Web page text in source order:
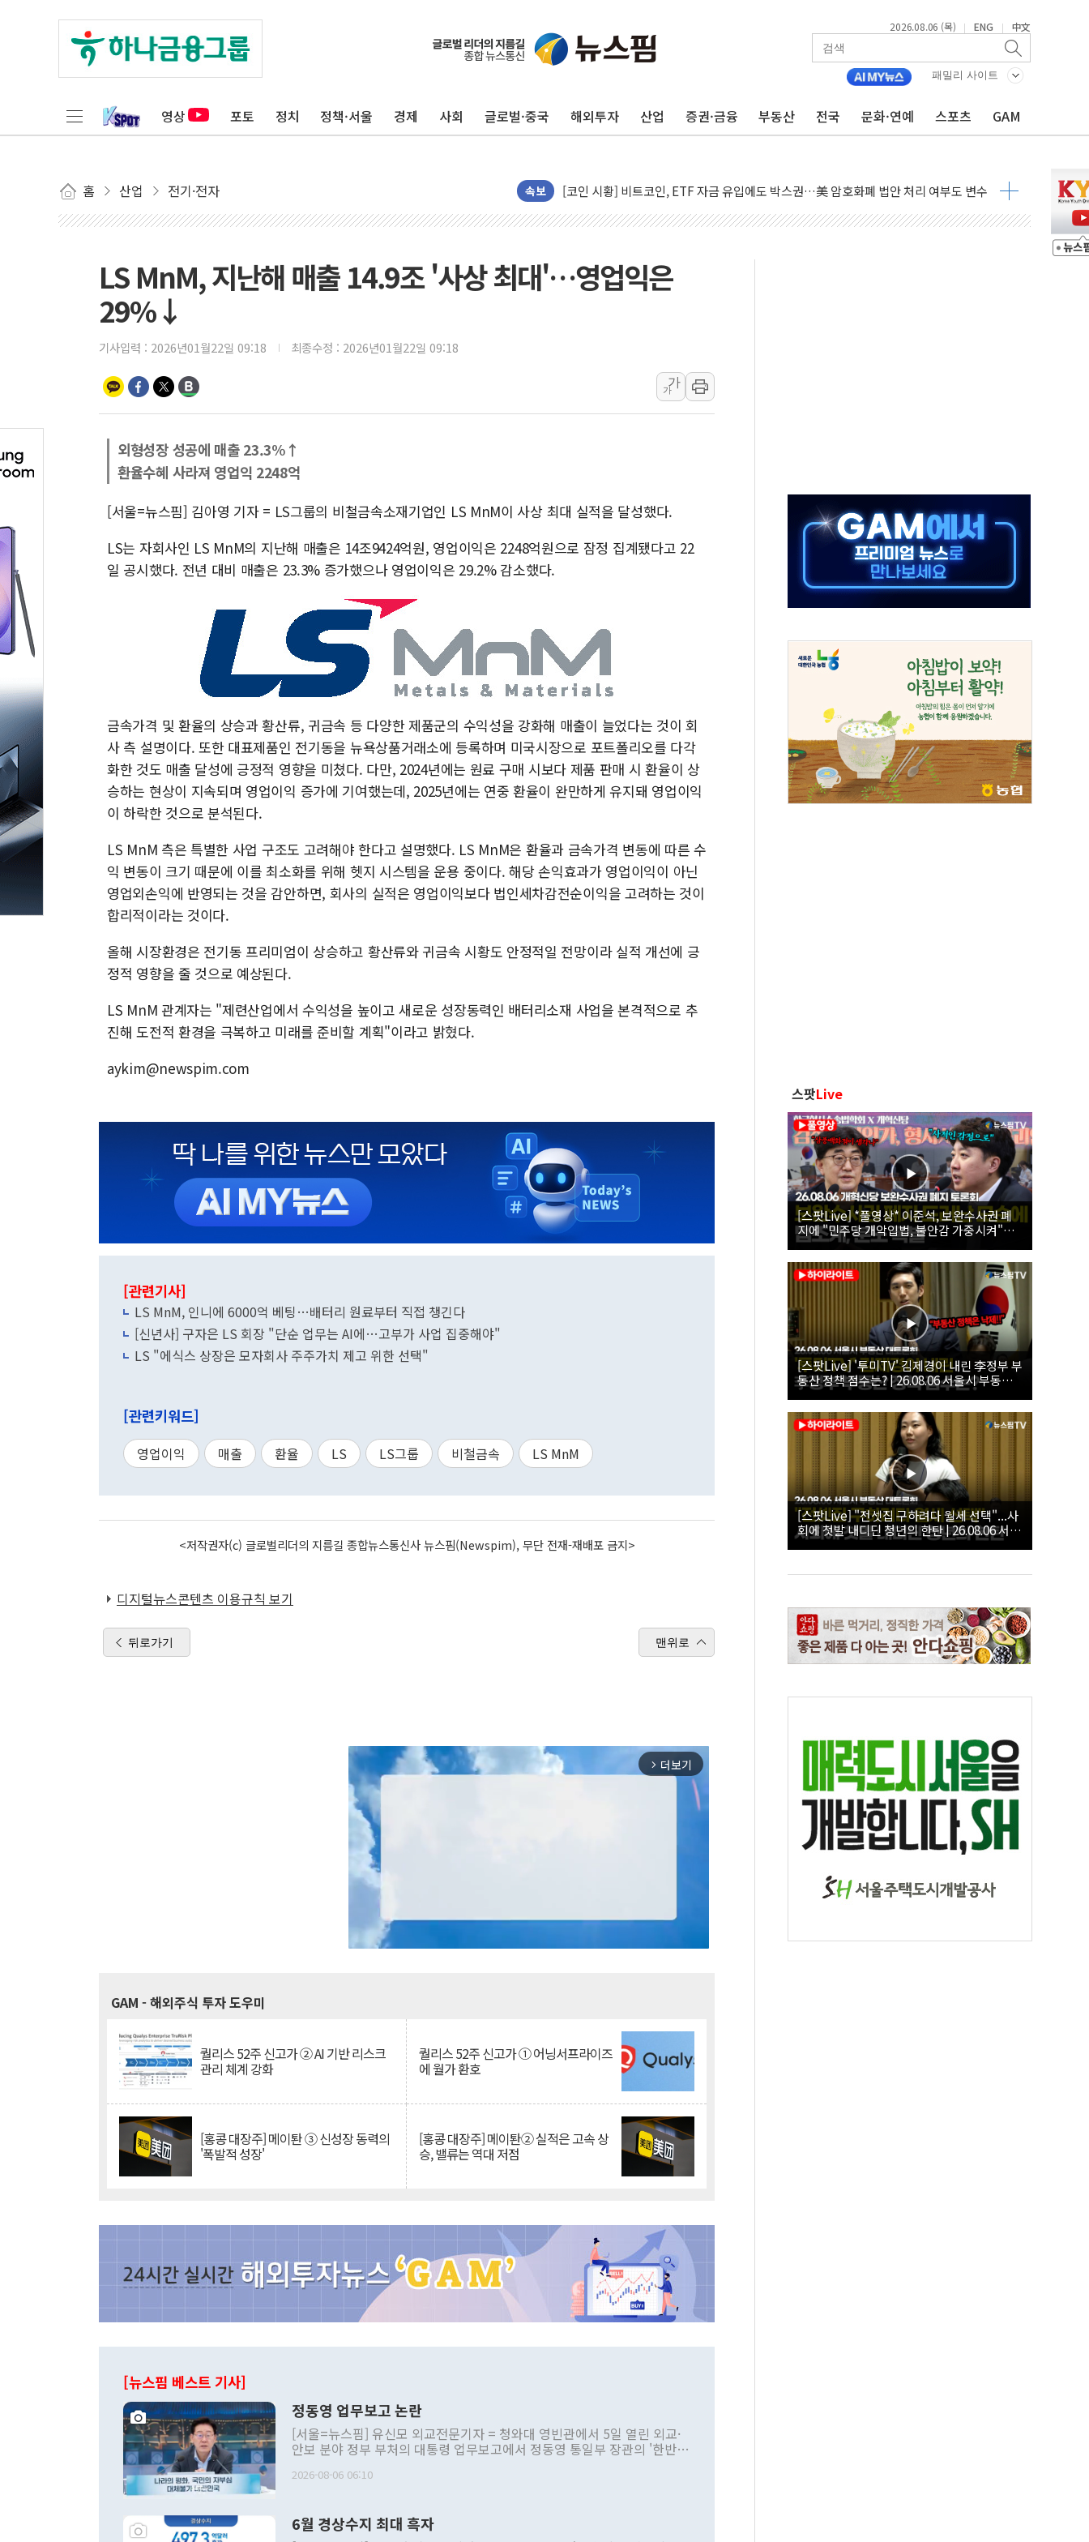
2026.08.06 (목) | ENG | 中文
패밀리 사이트
영상 포토 정치 정책·서울 경제 사회 글로벌·중국 해외투자 산업 증권·금융 부동산 전국 문화·연예 스포츠 GAM
홈 산업 전기·전자 속보
동해해경, 독도 해상서 부유물 감긴 어선 구조
주한미군 "오산기지 누출, 백린 아닌 무해한 표면 부식 물질"
구미 폐염산처리업체서 불 2시간30여분만에 진화...외국인 노동자 숨져
해군과 함께하는 '불금전파, 송정' 시즌2
[코인 시황] 비트코인, ETF 자금 유입에도 박스권…美 암호화폐 법안 처리 여부도 변수
[르포] 39도 폭염 속 잠실 개표소 시위 '62일째'..."대부분 여기서 상주"
빚투·레버리지 줄었지만, 반도체 두 종목에 코스피 '휘청'
양주 가전제품 창고서 화재…차량 3대·건물 1동 전소
성폭력 피해자 보호단체, 경찰수사개혁위에 보완수사권 폐지 우려 전달
우크라, 러 탄도미사일 공격에 속수무책… 패트리엇 미사일 지원, 작년의 3분의 1
제천 바이오밸리 공장 옥상서 불…30여분 만에 진화
개혁신당 "민주, '盧 수사' 악연으로 형사사법 틀 바꿔…국민 불안감 가중"
LS MnM, 지난해 매출 14.9조 '사상 최대'…영업익은
29%↓
기사입력 : 2026년01월22일 09:18 최종수정 : 2026년01월22일 09:18
가
가
외형성장 성공에 매출 23.3%↑
환율수혜 사라져 영업익 2248억
[서울=뉴스핌] 김아영 기자 = LS그룹의 비철금속소재기업인 LS MnM이 사상 최대 실적을 달성했다.
LS는 자회사인 LS MnM의 지난해 매출은 14조9424억원, 영업이익은 2248억원으로 잠정 집계됐다고 22
일 공시했다. 전년 대비 매출은 23.3% 증가했으나 영업이익은 29.2% 감소했다.
금속가격 및 환율의 상승과 황산류, 귀금속 등 다양한 제품군의 수익성을 강화해 매출이 늘었다는 것이 회
사 측 설명이다. 또한 대표제품인 전기동을 뉴욕상품거래소에 등록하며 미국시장으로 포트폴리오를 다각
화한 것도 매출 달성에 긍정적 영향을 미쳤다. 다만, 2024년에는 원료 구매 시보다 제품 판매 시 환율이 상
승하는 현상이 지속되며 영업이익 증가에 기여했는데, 2025년에는 연중 환율이 완만하게 유지돼 영업이익
이 하락한 것으로 분석된다.
LS MnM 측은 특별한 사업 구조도 고려해야 한다고 설명했다. LS MnM은 환율과 금속가격 변동에 따른 수
익 변동이 크기 때문에 이를 최소화를 위해 헷지 시스템을 운용 중이다. 해당 손익효과가 영업이익이 아닌
영업외손익에 반영되는 것을 감안하면, 회사의 실적은 영업이익보다 법인세차감전순이익을 고려하는 것이
합리적이라는 것이다.
올해 시장환경은 전기동 프리미엄이 상승하고 황산류와 귀금속 시황도 안정적일 전망이라 실적 개선에 긍
정적 영향을 줄 것으로 예상된다.
LS MnM 관계자는 "제련산업에서 수익성을 높이고 새로운 성장동력인 배터리소재 사업을 본격적으로 추
진해 도전적 환경을 극복하고 미래를 준비할 계획"이라고 밝혔다.
aykim@newspim.com
[관련기사]
LS MnM, 인니에 6000억 베팅…배터리 원료부터 직접 챙긴다
[신년사] 구자은 LS 회장 "단순 업무는 AI에…고부가 사업 집중해야"
LS "에식스 상장은 모자회사 주주가치 제고 위한 선택"
[관련키워드]
영업이익 매출 환율 LS LS그룹 비철금속 LS MnM
<저작권자(c) 글로벌리더의 지름길 종합뉴스통신사 뉴스핌(Newspim), 무단 전재-재배포 금지>
디지털뉴스콘텐츠 이용규칙 보기
뒤로가기 맨위로
arrow_forward_ios 더보기
GAM - 해외주식 투자 도우미
퀄리스 52주 신고가 ② AI 기반 리스크
관리 체계 강화
퀄리스 52주 신고가 ① 어닝서프라이즈
에 월가 환호
[홍콩 대장주] 메이퇀 ③ 신성장 동력의
'폭발적 성장'
[홍콩 대장주] 메이퇀② 실적은 고속 상
승, 밸류는 역대 저점
[뉴스핌 베스트 기사]
정동영 업무보고 논란
[서울=뉴스핌] 유신모 외교전문기자 = 청와대 영빈관에서 5일 열린 외교·
안보 분야 정부 부처의 대통령 업무보고에서 정동영 통일부 장관의 '한반도
발언 중에는 정부 내 조율을 거치지 않은 사안을 정책으로 추진하겠다고 공
주의적 희망에 근거한 비현실적 구상'이라는 비판을 내놨다. 그동안 정 장
2026-08-06 06:10
6월 경상수지 최대 흑자
스팟Live
[스팟Live] *풀영상* 이준석, 보완수사권 폐
지에 "민주당 개악입법, 불안감 가중시켜"｜
26.08.06 개혁신당 보완수사권 폐지 토론회
[스팟Live] '투미TV' 김제경이 내린 李정부 부
동산 정책 점수는? | 26.08.06 서울시 부동산
대토론회
[스팟Live] "전셋집 구하려다 월세 선택"...사
회에 첫발 내디딘 청년의 한탄 | 26.08.06 서울
시 부동산 대토론회